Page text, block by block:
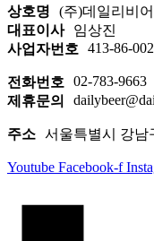
상호명
(주)데일리비어
대표이사
임상진
사업자번호
413-86-
전화번호
02-783-9663
제휴문의
주소 서울특별시 강남
Youtube Facebook-f